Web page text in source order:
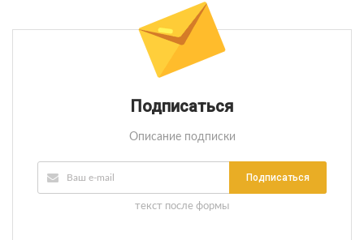
Подписаться
Описание подписки
Подписаться
текст после формы